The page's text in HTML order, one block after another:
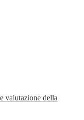
valutazione della